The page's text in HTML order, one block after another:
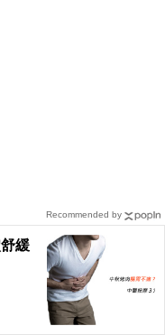
緩
Recommended by